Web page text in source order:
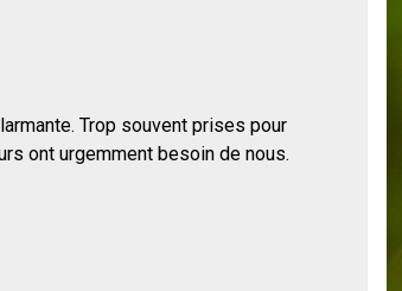
Trop souvent prises pour
ont urgemment besoin de nous.